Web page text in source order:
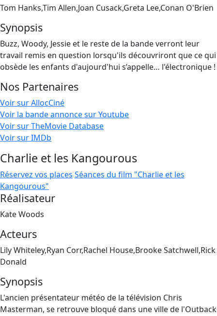
Tom Hanks,Tim Allen,Joan Cusack,Greta Lee,Conan O'Brien
Synopsis
Buzz, Woody, Jessie et le reste de la bande verront leur
travail remis en question lorsqu'ils découvriront que ce qui
obsède les enfants d'aujourd'hui s’appelle… l'électronique !
Nos Partenaires
Voir sur AllocCiné
Voir la bande annonce sur Youtube
Voir sur TheMovie Database
Voir sur IMDb
Charlie et les Kangourous
Réservez vos places Séances du film "Charlie et les
Kangourous"
Réalisateur
Kate Woods
Acteurs
Lily Whiteley,Ryan Corr,Rachel House,Brooke Satchwell,Rick
Donald
Synopsis
L'ancien présentateur météo de la télévision Chris
Masterman, se retrouve bloqué dans une ville de l'Outback